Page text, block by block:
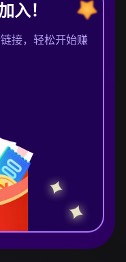
入！
接，轻松开始赚